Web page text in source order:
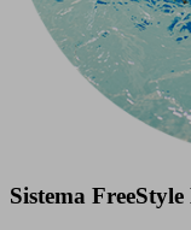
Sistema